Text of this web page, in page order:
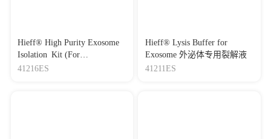
Hieff® High Purity Exosome
Isolation Kit (For
Serum/Plasma) 高纯度血清/血
41216ES
Hieff® Lysis Buffer for
Exosome 外泌体专用裂解液
41211ES